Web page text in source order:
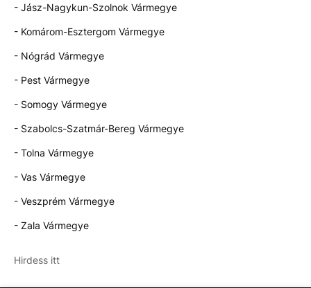
- Jász-Nagykun-Szolnok Vármegye
- Komárom-Esztergom Vármegye
- Nógrád Vármegye
- Pest Vármegye
- Somogy Vármegye
- Szabolcs-Szatmár-Bereg Vármegye
- Tolna Vármegye
- Vas Vármegye
- Veszprém Vármegye
- Zala Vármegye
Hirdess itt